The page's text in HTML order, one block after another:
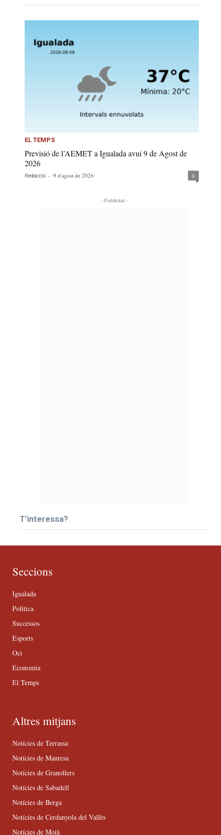
EL TEMPS
Previsió de l’AEMET a Igualada avui 9 de Agost de
2026
Redacció - 9 d'agost de 2026 0
- Publicitat -
T’interessa?
Seccions
Igualada
Política
Successos
Esports
Oci
Economia
El Temps
Altres mitjans
Notícies de Terrassa
Notícies de Manresa
Notícies de Granollers
Notícies de Sabadell
Notícies de Berga
Notícies de Cerdanyola del Vallès
Notícies de Moià